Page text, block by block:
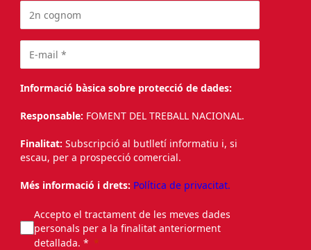
Informació bàsica sobre protecció de dades:
Responsable: FOMENT DEL TREBALL NACIONAL.
Finalitat: Subscripció al butlletí informatiu i, si
escau, per a prospecció comercial.
Més informació i drets: Política de privacitat.
Accepto el tractament de les meves dades
personals per a la finalitat anteriorment
detallada. *